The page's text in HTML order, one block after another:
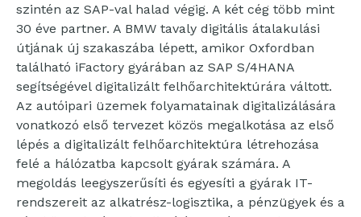
szintén az SAP-val halad végig. A két cég több mint
30 éve partner. A BMW tavaly digitális átalakulási
útjának új szakaszába lépett, amikor Oxfordban
található iFactory gyárában az SAP S/4HANA
segítségével digitalizált felhőarchitektúrára váltott.
Az autóipari üzemek folyamatainak digitalizálására
vonatkozó első tervezet közös megalkotása az első
lépés a digitalizált felhőarchitektúra létrehozása
felé a hálózatba kapcsolt gyárak számára. A
megoldás leegyszerűsíti és egyesíti a gyárak IT-
rendszereit az alkatrész-logisztika, a pénzügyek és a